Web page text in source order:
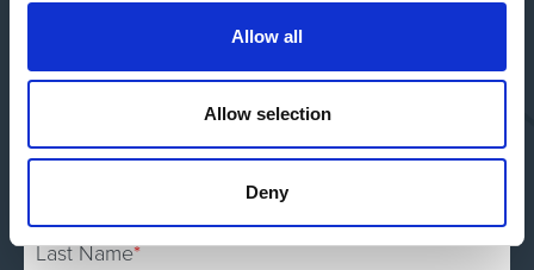
Allow all
Allow selection
Deny
First Name*
Last Name*